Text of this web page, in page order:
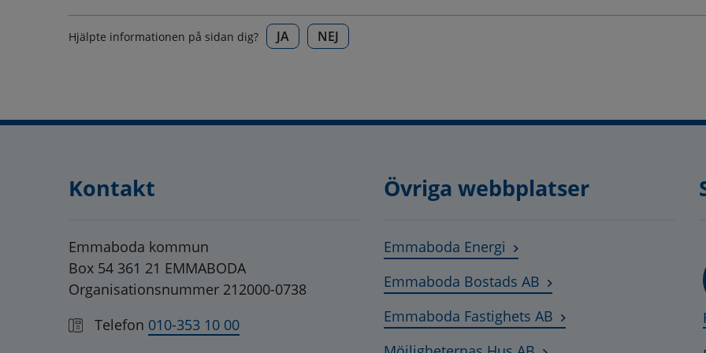
Hjälpte informationen på sidan dig? JA NEJ
Kontakt
Emmaboda kommun
Box 54 361 21 EMMABODA
Organisationsnummer 212000-0738
Telefon 010-353 10 00
Övriga webbplatser
Emmaboda Energi Länk till annan webbplats,
Emmaboda Bostads AB Länk till annan
Emmaboda Fastighets AB Länk till annan